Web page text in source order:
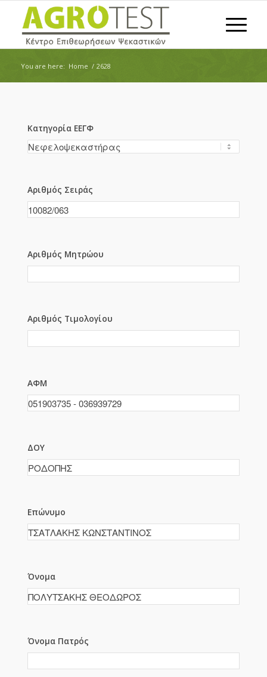
You are here: Home / 2628
Κατηγορία ΕΕΓΦ
Αριθμός Σειράς
Αριθμός Μητρώου
Αριθμός Τιμολογίου
ΑΦΜ
ΔΟΥ
Επώνυμο
Όνομα
Όνομα Πατρός